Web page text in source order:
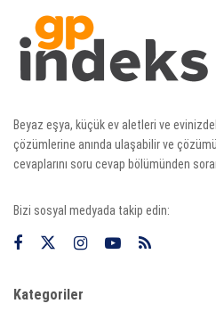
Beyaz eşya, küçük ev aletleri ve
çözümlerine anında ulaşabilir ve
cevaplarını soru cevap bölümünden
Bizi sosyal medyada takip edin:
Kategoriler